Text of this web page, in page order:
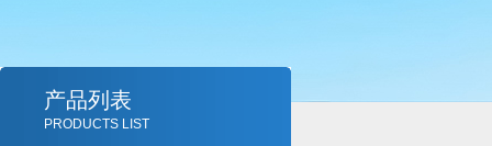
产品列表
PRODUCTS LIST